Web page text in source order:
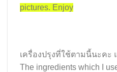
pictures. Enjoy
เครื่องปรุงที่ใช้ตามนี้นะคะ
The ingredients which I